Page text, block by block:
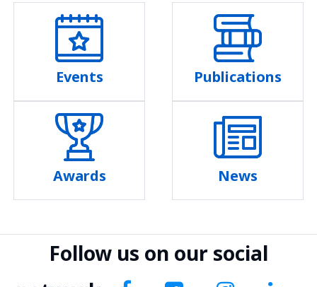
Events Publications
Awards News
Follow us on our social